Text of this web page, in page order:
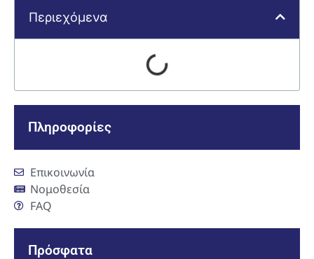
Περιεχόμενα
Πληροφορίες
Επικοινωνία
Νομοθεσία
FAQ
Πρόσφατα